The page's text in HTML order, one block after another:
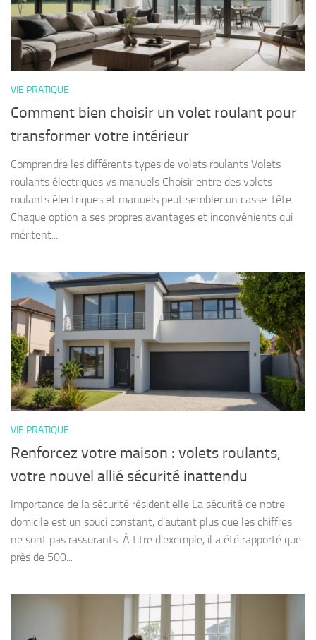
VIE PRATIQUE
Comment bien choisir un volet roulant pour
transformer votre intérieur
Comprendre les différents types de volets roulants Volets
roulants électriques vs manuels Choisir entre des volets
roulants électriques et manuels peut sembler un casse-tête.
Chaque option a ses propres avantages et inconvénients qui
méritent...
VIE PRATIQUE
Renforcez votre maison : volets roulants,
votre nouvel allié sécurité inattendu
Importance de la sécurité résidentielle La sécurité de notre
domicile est un souci constant, d’autant plus que les chiffres
ne sont pas rassurants. À titre d’exemple, il a été rapporté que
près de 500...